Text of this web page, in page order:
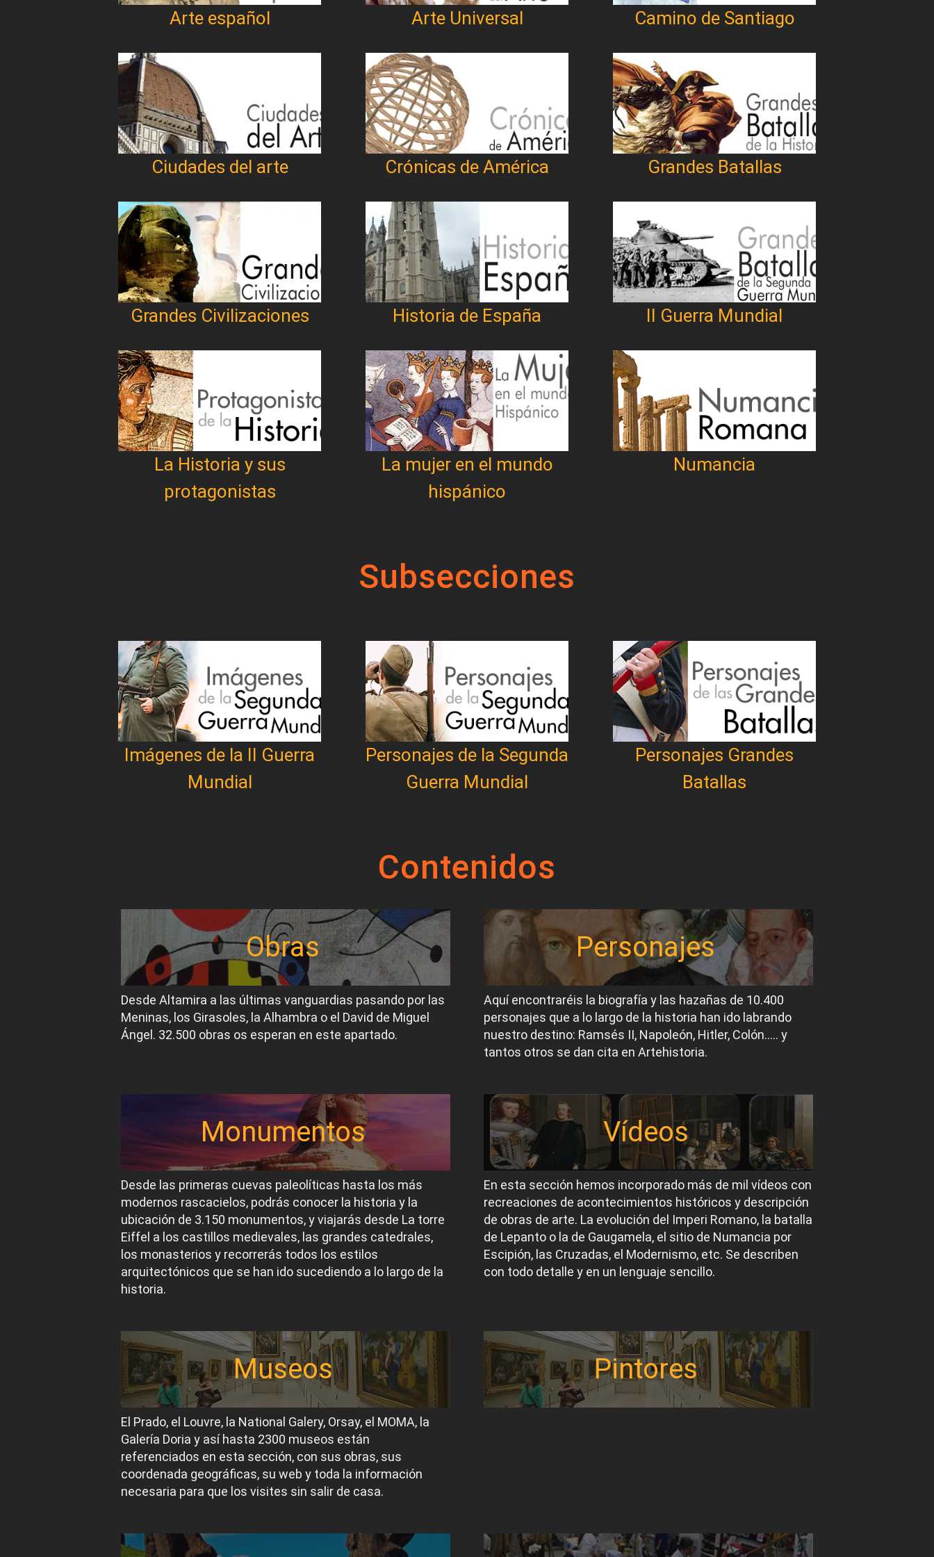
Arte español Arte Universal Camino de Santiago
Ciudades del arte Crónicas de América Grandes Batallas
Grandes Civilizaciones Historia de España II Guerra Mundial
La Historia y sus
protagonistas
La mujer en el mundo
hispánico
Numancia
Subsecciones
Imágenes de la II Guerra
Mundial
Personajes de la Segunda
Guerra Mundial
Personajes Grandes
Batallas
Contenidos
Obras
Desde Altamira a las últimas vanguardias pasando por las
Meninas, los Girasoles, la Alhambra o el David de Miguel
Ángel. 32.500 obras os esperan en este apartado.
Personajes
Aquí encontraréis la biografía y las hazañas de 10.400
personajes que a lo largo de la historia han ido labrando
nuestro destino: Ramsés II, Napoleón, Hitler, Colón….. y
tantos otros se dan cita en Artehistoria.
Monumentos
Desde las primeras cuevas paleolíticas hasta los más
modernos rascacielos, podrás conocer la historia y la
ubicación de 3.150 monumentos, y viajarás desde La torre
Eiffel a los castillos medievales, las grandes catedrales,
los monasterios y recorrerás todos los estilos
arquitectónicos que se han ido sucediendo a lo largo de la
historia.
Vídeos
En esta sección hemos incorporado más de mil vídeos con
recreaciones de acontecimientos históricos y descripción
de obras de arte. La evolución del Imperi Romano, la batalla
de Lepanto o la de Gaugamela, el sitio de Numancia por
Escipión, las Cruzadas, el Modernismo, etc. Se describen
con todo detalle y en un lenguaje sencillo.
Museos
El Prado, el Louvre, la National Galery, Orsay, el MOMA, la
Galería Doria y así hasta 2300 museos están
referenciados en esta sección, con sus obras, sus
coordenada geográficas, su web y toda la información
necesaria para que los visites sin salir de casa.
Pintores